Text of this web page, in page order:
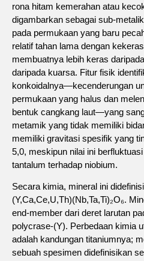
rona hitam kemerahan atau
digambarkan sebagai sub-
pada permukaan yang baru
relatif tahan lama dengan
membuatnya lebih keras
daripada kuarsa. Fitur fisik
konkoidalnya—kecenderungan
permukaan yang halus dan
bentuk cangkang laut—yang
metamik yang tidak memiliki
memiliki gravitasi spesifik yang
5,0, meskipun nilai ini
tantalum terhadap niobium.
Secara kimia, mineral ini
(Y,Ca,Ce,U,Th)(Nb,Ta,Ti)₂O₆.
end-member dari deret larutan
polycrase-(Y). Perbedaan kimia
adalah kandungan titaniumnya;
sebuah spesimen didefinisikan